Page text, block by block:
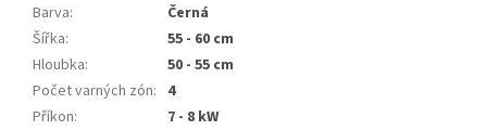
Barva:
Černá
Šířka:
55 - 60 cm
Hloubka:
50 - 55 cm
Počet varných zón: 4
Příkon: 7 - 8 kW